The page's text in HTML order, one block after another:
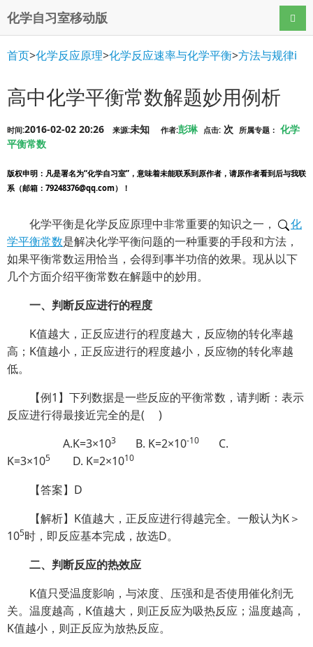
化学自习室移动版 导航
首页>化学反应原理>化学反应速率与化学平衡>方法与规律i
高中化学平衡常数解题妙用例析
时间:2016-02-02 20:26 来源:未知 作者:彭琳 点击: 次 所属专题： 化学
平衡常数
版权申明 ：凡是署名为“化学自习室”，意味着未能联系到原作者，请原作者看到后与我联
系（邮箱：79248376@qq.com）！
化学平衡是化学反应原理中非常重要的知识之一，
化
学平衡常数是解决化学平衡问题的一种重要的手段和方法，
如果平衡常数运用恰当，会得到事半功倍的效果。现从以下
几个方面介绍平衡常数在解题中的妙用。
一、判断反应进行的程度
K值越大，正反应进行的程度越大，反应物的转化率越
高；K值越小，正反应进行的程度越小，反应物的转化率越
低。
【例1】下列数据是一些反应的平衡常数，请判断：表示
反应进行得最接近完全的是( )
A.K=3×103 B. K=2×10-10
C.
K=3×105 D. K=2×1010
【答案】D
【解析】K值越大，正反应进行得越完全。一般认为K＞
105时，即反应基本完成，故选D。
二、判断反应的热效应
K值只受温度影响，与浓度、压强和是否使用催化剂无
关。温度越高，K值越大，则正反应为吸热反应；温度越高，
K值越小，则正反应为放热反应。